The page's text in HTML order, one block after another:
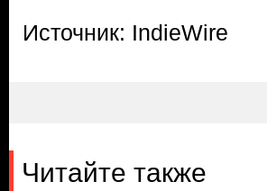
Источник: IndieWire
Читайте также